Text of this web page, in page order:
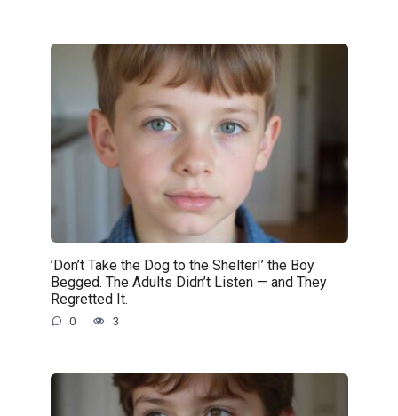
’Don’t Take the Dog to the Shelter!’ the Boy
Begged. The Adults Didn’t Listen — and They
Regretted It.
0 3